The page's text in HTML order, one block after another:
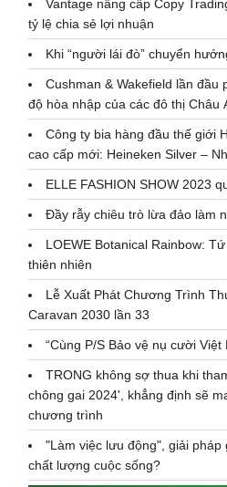
Vantage nâng cấp Copy
tỷ lệ chia sẻ lợi nhuận
Khi “người lái đò” chuyển
Cushman & Wakefield lần đầu
độ hòa nhập của các đô thị Châu
Công ty bia hàng đầu thế giới
cao cấp mới: Heineken Silver –
ELLE FASHION SHOW 2023
Đầy rẫy chiêu trò lừa đảo làm
LOEWE Botanical Rainbow:
thiên nhiên
Lễ Xuất Phát Chương Trình
Caravan 2030 lần 33
“Cùng P/S Bảo vệ nụ cười Việt
TRONG không sợ thua khi
chông gai 2024', khẳng định sẽ
chương trình
"Làm việc lưu động", giải pháp
chất lượng cuộc sống?